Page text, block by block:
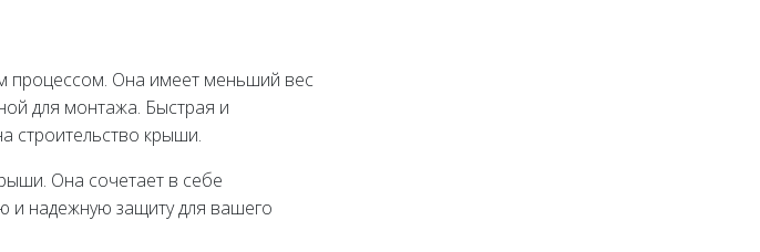
процессом. Она имеет меньший вес
для монтажа. Быстрая и
строительство крыши.
Она сочетает в себе
и надежную защиту для вашего